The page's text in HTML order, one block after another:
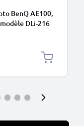
BenQ AE100,
DLi-216